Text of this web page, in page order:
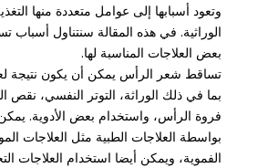
وتعود أسبابها إلى عوامل متعددة منها
الوراثية. في هذه المقالة سنتناول
بعض العلاجات المناسبة لها.
تساقط شعر الرأس يمكن أن يكون نتيجة
بما في ذلك الوراثة، التوتر النفسي، نقص
فروة الرأس، واستخدام بعض الأدوية.
بواسطة العلاجات الطبية مثل العلاجات
الفموية، ويمكن أيضا استخدام العلاجات